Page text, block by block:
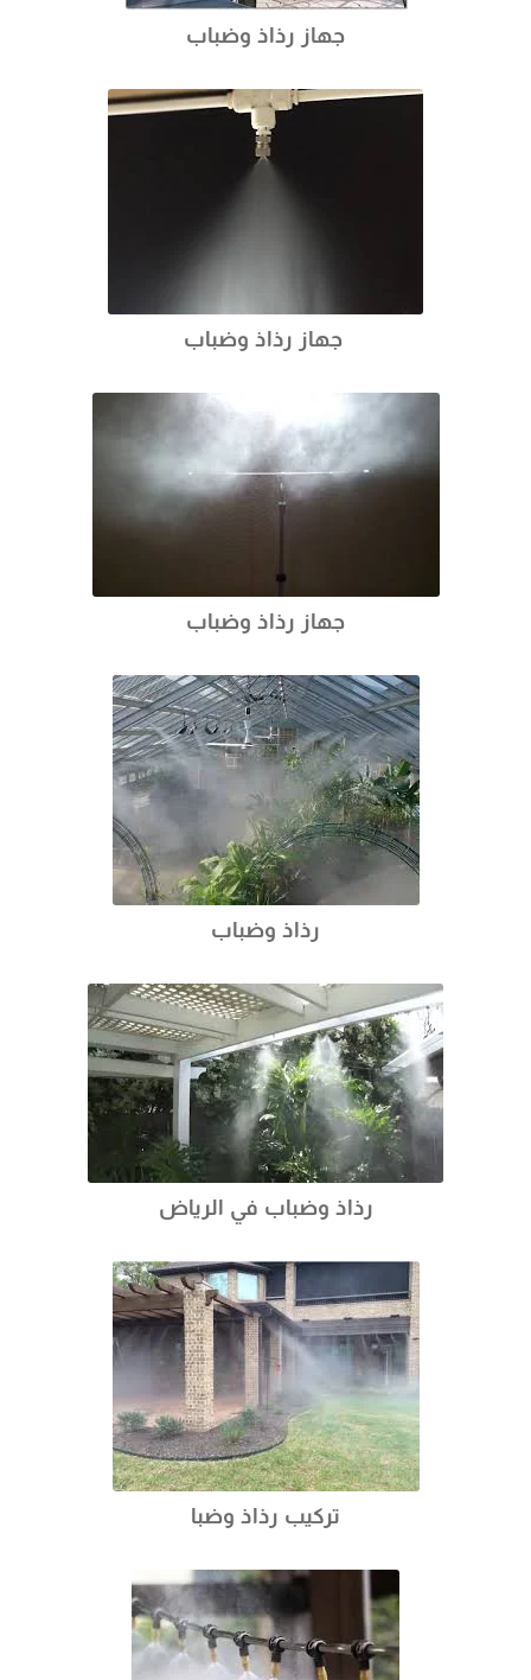
جهاز رذاذ وضباب
جهاز رذاذ وضباب
جهاز رذاذ وضباب
رذاذ وضباب
رذاذ وضباب في الرياض
تركيب رذاذ وضبا